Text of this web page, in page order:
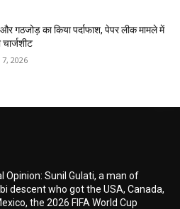
गठजोड़ का किया पर्दाफाश, पेपर लीक मामले में
2026
Opinion: Sunil Gulati, a man of
descent who got the USA, Canada,
the 2026 FIFA World Cup